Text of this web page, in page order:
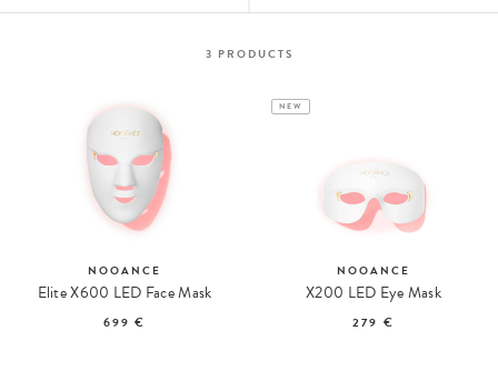
3 PRODUCTS
NOOANCE
Elite X600 LED Face Mask
699 €
NEW
NOOANCE
X200 LED Eye Mask
279 €